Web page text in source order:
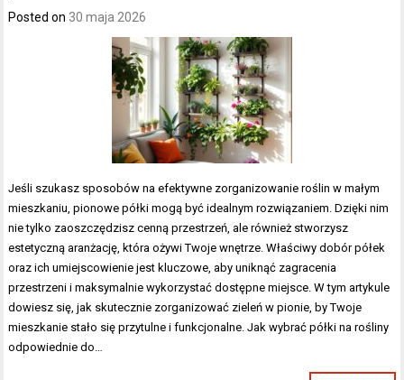
Posted on 30 maja 2026
Jeśli szukasz sposobów na efektywne zorganizowanie roślin w małym
mieszkaniu, pionowe półki mogą być idealnym rozwiązaniem. Dzięki nim
nie tylko zaoszczędzisz cenną przestrzeń, ale również stworzysz
estetyczną aranżację, która ożywi Twoje wnętrze. Właściwy dobór półek
oraz ich umiejscowienie jest kluczowe, aby uniknąć zagracenia
przestrzeni i maksymalnie wykorzystać dostępne miejsce. W tym artykule
dowiesz się, jak skutecznie zorganizować zieleń w pionie, by Twoje
mieszkanie stało się przytulne i funkcjonalne. Jak wybrać półki na rośliny
odpowiednie do…